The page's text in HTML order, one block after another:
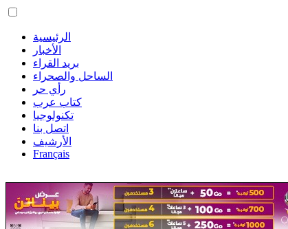
الرئيسية
الأخبار
بريد القراء
الساحل والصحراء
رأي حر
كتاب عرب
تكنولوجيا
اتصل بنا
الأرشيف
Français